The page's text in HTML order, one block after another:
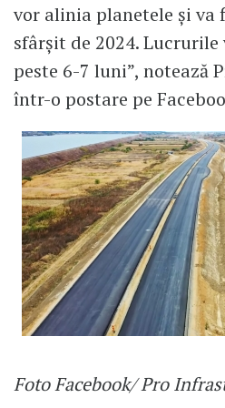
vor alinia planetele și
sfârșit de 2024.
peste 6-7 luni”, notează
într-o postare pe
Foto Facebook/ Pro